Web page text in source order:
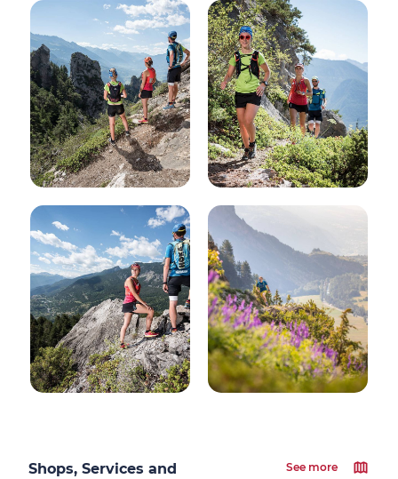
Shops, Services and See more